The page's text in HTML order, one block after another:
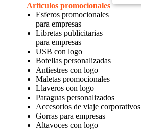
Artículos promocionales
Esferos promocionales
para empresas
Libretas publicitarias
para empresas
USB con logo
Botellas personalizadas
Antiestres con logo
Maletas promocionales
Llaveros con logo
Paraguas personalizados
Accesorios de viaje corporativos
Gorras para empresas
Altavoces con logo